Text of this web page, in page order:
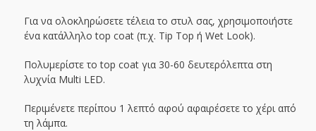
Για να ολοκληρώσετε τέλεια το στυλ σας, χρησιμοποιήστε
ένα κατάλληλο top coat (π.χ. Tip Top ή Wet Look).
Πολυμερίστε το top coat για 30-60 δευτερόλεπτα στη
λυχνία Multi LED.
Περιμένετε περίπου 1 λεπτό αφού αφαιρέσετε το χέρι από
τη λάμπα.